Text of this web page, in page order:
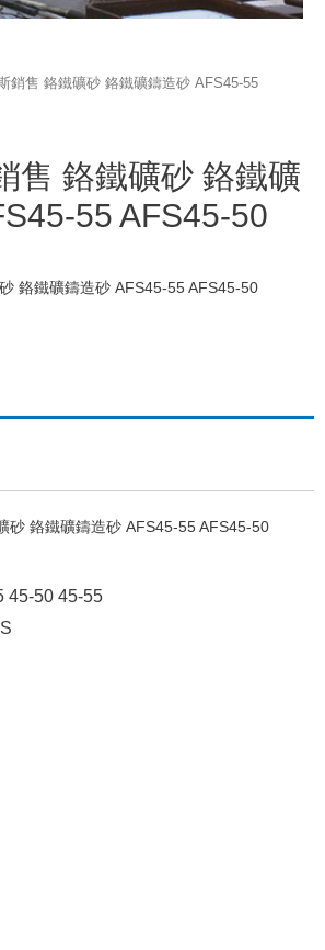
銷售 鉻鐵礦砂 鉻鐵礦鑄造砂 AFS45-55
售 鉻鐵礦砂 鉻鐵礦
55 AFS45-50
鉻鐵礦鑄造砂 AFS45-55 AFS45-50
砂 鉻鐵礦鑄造砂 AFS45-55 AFS45-50
45-50 45-55